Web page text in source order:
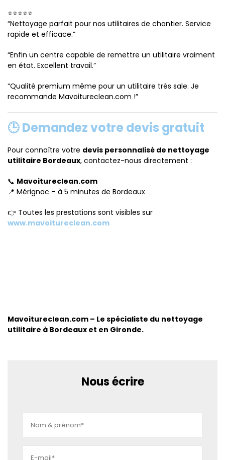
⭐⭐⭐⭐⭐
“Nettoyage parfait pour nos utilitaires de chantier. Service
rapide et efficace.”
“Enfin un centre capable de remettre un utilitaire vraiment
en état. Excellent travail.”
“Qualité premium même pour un utilitaire très sale. Je
recommande Mavoitureclean.com !”
🕒 Demandez votre devis gratuit
Pour connaître votre devis personnalisé de nettoyage
utilitaire Bordeaux, contactez-nous directement :
📞 Mavoitureclean.com
📍 Mérignac – à 5 minutes de Bordeaux
👉 Toutes les prestations sont visibles sur
www.mavoitureclean.com
Mavoitureclean.com – Le spécialiste du nettoyage
utilitaire à Bordeaux et en Gironde.
Nous écrire